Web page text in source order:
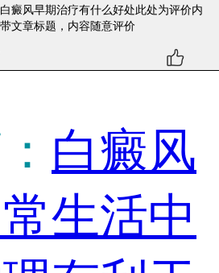
癜风早期治疗有什么好处此处为评价内
文章标题，内容随意评价
白癜风
生活中